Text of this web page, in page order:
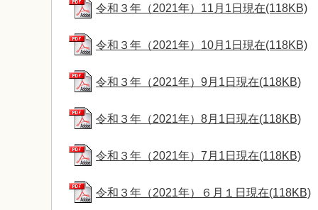
令和３年（2021年）11月1日現在(118KB)
令和３年（2021年）10月1日現在(118KB)
令和３年（2021年）9月1日現在(118KB)
令和３年（2021年）8月1日現在(118KB)
令和３年（2021年）7月1日現在(118KB)
令和３年（2021年）６月１日現在(118KB)